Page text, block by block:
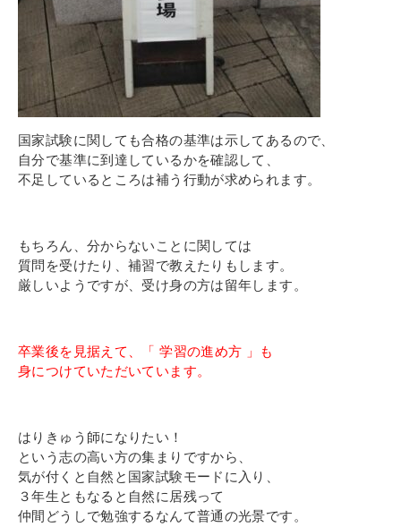
国家試験に関しても合格の基準は示してあるので、
自分で基準に到達しているかを確認して、
不足しているところは補う行動が求められます。
もちろん、分からないことに関しては
質問を受けたり、補習で教えたりもします。
厳しいようですが、受け身の方は留年します。
卒業後を見据えて、「 学習の進め方 」も
身につけていただいています。
はりきゅう師になりたい！
という志の高い方の集まりですから、
気が付くと自然と国家試験モードに入り、
３年生ともなると自然に居残って
仲間どうしで勉強するなんて普通の光景です。